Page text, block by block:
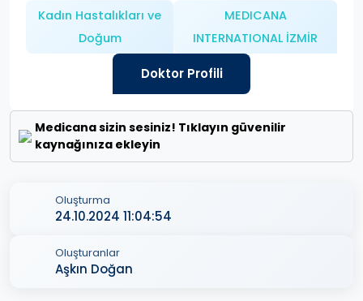
Kadın Hastalıkları ve
Doğum
MEDICANA
INTERNATIONAL İZMİR
Doktor Profili
Medicana sizin sesiniz! Tıklayın güvenilir
kaynağınıza ekleyin
Oluşturma
24.10.2024 11:04:54
Oluşturanlar
Aşkın Doğan